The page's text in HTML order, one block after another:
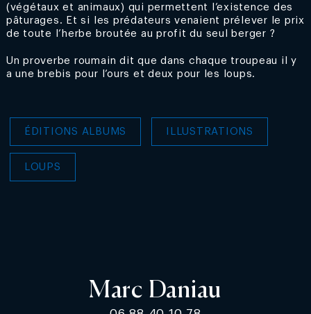
(végétaux et animaux) qui permettent l’existence des
pâturages. Et si les prédateurs venaient prélever le prix
de toute l’herbe broutée au profit du seul berger ?
Un proverbe roumain dit que dans chaque troupeau il y
a une brebis pour l’ours et deux pour les loups.
ÉDITIONS ALBUMS ILLUSTRATIONS
LOUPS
Marc Daniau